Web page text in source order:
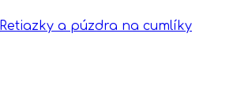
Retiazky a púzdra na cumlíky